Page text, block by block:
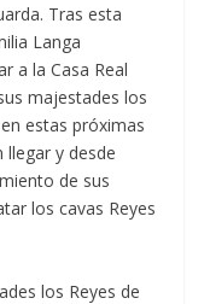
Tras esta
Langa
a la Casa Real
majestades los
estas próximas
llegar y desde
de sus
los cavas Reyes
los Reyes de